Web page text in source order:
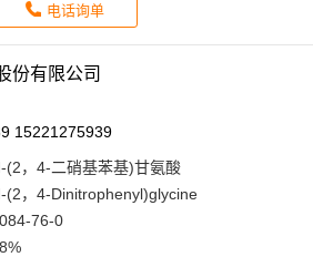
电话询单
份有限公司
15221275939
(2，4-二硝基苯基)甘氨酸
(2，4-Dinitrophenyl)glycine
76-0